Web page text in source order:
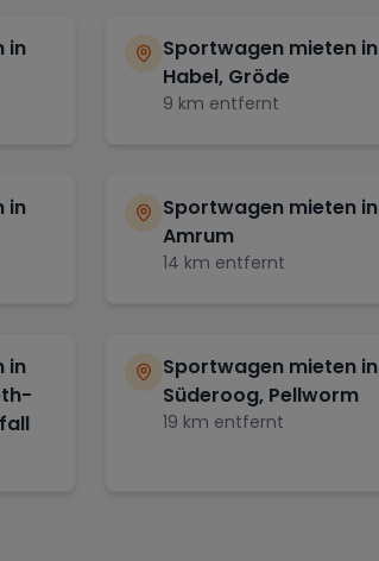
in
Sportwagen mieten in
Habel, Gröde
9 km entfernt
in
Sportwagen mieten in
Amrum
14 km entfernt
in
Sportwagen mieten in
Süderoog, Pellworm
19 km entfernt